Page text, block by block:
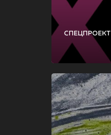
СПЕЦПРОЕКТ